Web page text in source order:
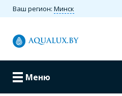
Ваш регион: Минск
Меню